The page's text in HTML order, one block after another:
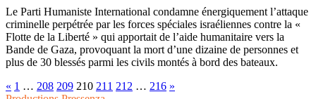
Le Parti Humaniste International condamne énergiquement l’attaque
criminelle perpétrée par les forces spéciales israéliennes contre la «
Flotte de la Liberté » qui apportait de l’aide humanitaire vers la
Bande de Gaza, provoquant la mort d’une dizaine de personnes et
plus de 30 blessés parmi les civils montés à bord des bateaux.
« 1 … 208 209 210 211 212 … 216 »